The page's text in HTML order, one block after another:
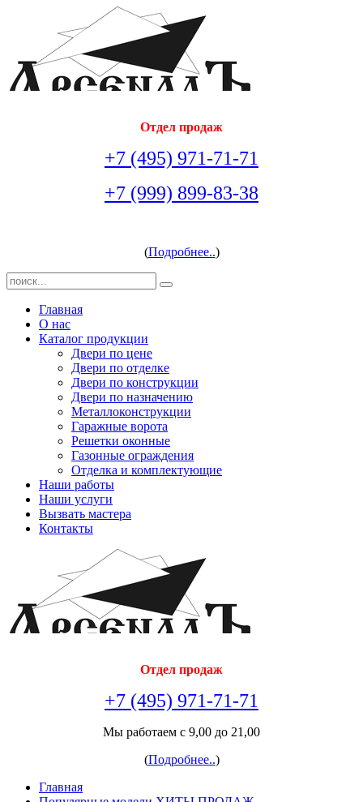
Отдел продаж
+7 (495) 971-71-71
+7 (999) 899-83-38
(Подробнее..)
Главная
О нас
Каталог продукции
Двери по цене
Двери по отделке
Двери по конструкции
Двери по назначению
Металлоконструкции
Гаражные ворота
Решетки оконные
Газонные ограждения
Отделка и комплектующие
Наши работы
Наши услуги
Вызвать мастера
Контакты
Отдел продаж
+7 (495) 971-71-71
Мы работаем с 9,00 до 21,00
(Подробнее..)
Главная